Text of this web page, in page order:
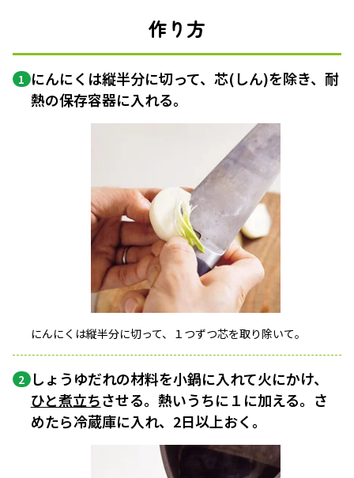
作り方
1 にんにくは縦半分に切って、芯(しん)を除き、耐
熱の保存容器に入れる。
にんにくは縦半分に切って、１つずつ芯を取り除いて。
2 しょうゆだれの材料を小鍋に入れて火にかけ、
ひと煮立ちさせる。熱いうちに１に加える。さ
めたら冷蔵庫に入れ、2日以上おく。